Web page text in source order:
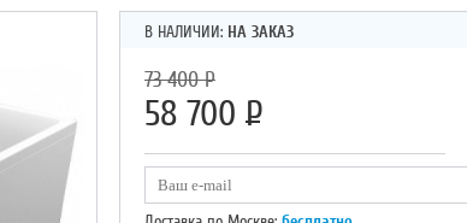
В НАЛИЧИИ: НА ЗАКАЗ
73 400Р
58 700 Р